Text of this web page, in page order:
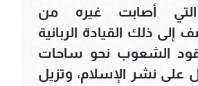
التي أصابت غيره من
ذلك القيادة الربانية
الشعوب نحو ساحات
على نشر الإسلام، وتزيل